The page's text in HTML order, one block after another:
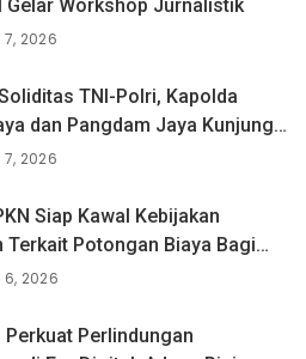
Gelar Workshop Jurnalistik
2026
TNI-Polri, Kapolda
dan Pangdam Jaya Kunjungi
Brimob Polri
2026
Siap Kawal Kebijakan
Terkait Potongan Biaya Bagi
Disabilitas
2026
Perkuat Perlindungan